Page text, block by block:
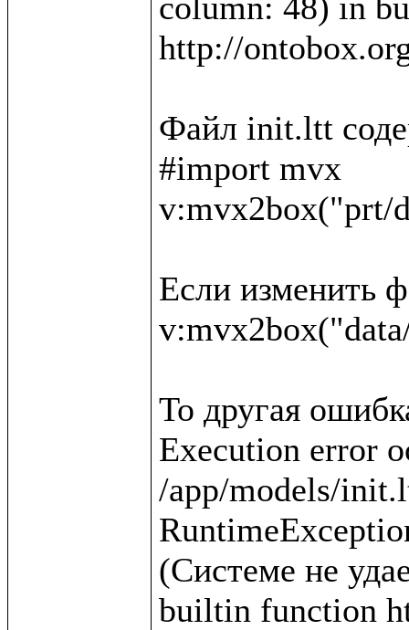
http://
Файл init.ltt
#import mvx
v:mvx2box("prt/
Если изменить
То другая
Execution error
/app/models/
(Системе не
builtin function